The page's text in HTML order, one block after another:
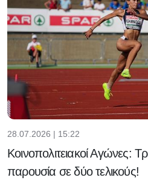
28.07.2026 | 15:22
Κοινοπολιτειακοί Αγώνες:
παρουσία σε δύο τελικούς!